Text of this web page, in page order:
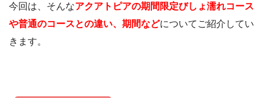
今回は、そんなアクアトピアの期間限定びしょ濡れコース
や普通のコースとの違い、期間などについてご紹介してい
きます。